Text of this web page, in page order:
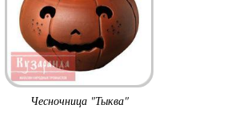
Чесночница "Тыква"